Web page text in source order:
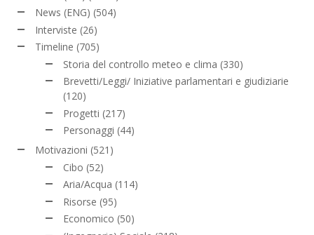
News (ENG) (504)
Interviste (26)
Timeline (705)
Storia del controllo meteo e clima (330)
Brevetti/Leggi/ Iniziative parlamentari e giudiziarie
(120)
Progetti (217)
Personaggi (44)
Motivazioni (521)
Cibo (52)
Aria/Acqua (114)
Risorse (95)
Economico (50)